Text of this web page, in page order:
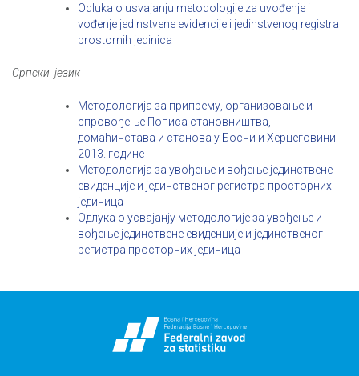
Odluka o usvajanju metodologije za uvođenje i
vođenje jedinstvene evidencije i jedinstvenog registra
prostornih jedinica
Српски језик
Методологија за припрему, организовање и
спровођење Пописа становништва,
домаћинстава и станова у Босни и Херцеговини
2013. године
Методологија за увођење и вођење јединствене
евиденције и јединственог регистра просторних
јединица
Одлука о усвајанју методологије за увођење и
вођење јединствене евиденције и јединственог
регистра просторних јединица